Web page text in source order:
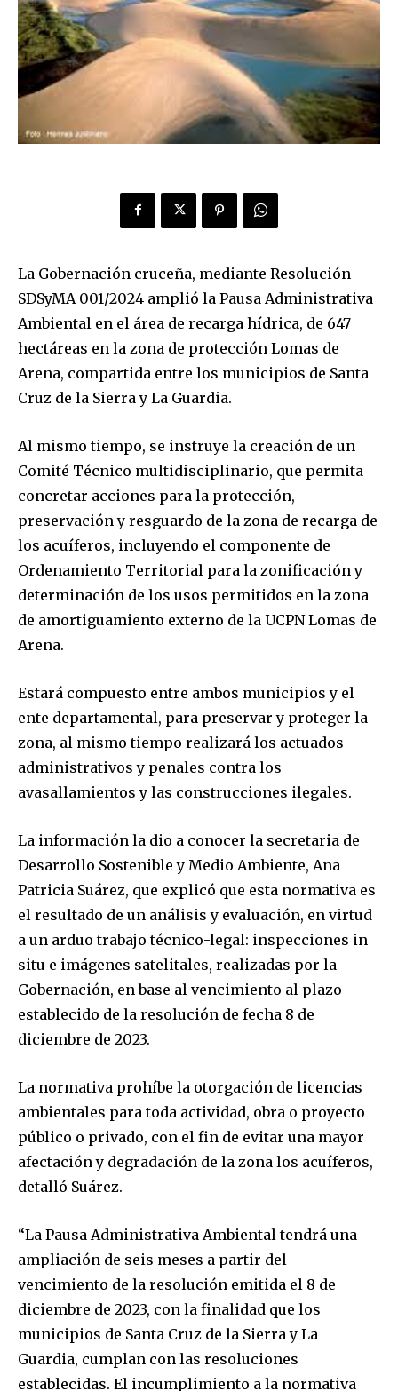
La Gobernación cruceña, mediante Resolución
SDSyMA 001/2024 amplió la Pausa Administrativa
Ambiental en el área de recarga hídrica, de 647
hectáreas en la zona de protección Lomas de
Arena, compartida entre los municipios de Santa
Cruz de la Sierra y La Guardia.
Al mismo tiempo, se instruye la creación de un
Comité Técnico multidisciplinario, que permita
concretar acciones para la protección,
preservación y resguardo de la zona de recarga de
los acuíferos, incluyendo el componente de
Ordenamiento Territorial para la zonificación y
determinación de los usos permitidos en la zona
de amortiguamiento externo de la UCPN Lomas de
Arena.
Estará compuesto entre ambos municipios y el
ente departamental, para preservar y proteger la
zona, al mismo tiempo realizará los actuados
administrativos y penales contra los
avasallamientos y las construcciones ilegales.
La información la dio a conocer la secretaria de
Desarrollo Sostenible y Medio Ambiente, Ana
Patricia Suárez, que explicó que esta normativa es
el resultado de un análisis y evaluación, en virtud
a un arduo trabajo técnico-legal: inspecciones in
situ e imágenes satelitales, realizadas por la
Gobernación, en base al vencimiento al plazo
establecido de la resolución de fecha 8 de
diciembre de 2023.
La normativa prohíbe la otorgación de licencias
ambientales para toda actividad, obra o proyecto
público o privado, con el fin de evitar una mayor
afectación y degradación de la zona los acuíferos,
detalló Suárez.
“La Pausa Administrativa Ambiental tendrá una
ampliación de seis meses a partir del
vencimiento de la resolución emitida el 8 de
diciembre de 2023, con la finalidad que los
municipios de Santa Cruz de la Sierra y La
Guardia, cumplan con las resoluciones
establecidas. El incumplimiento a la normativa